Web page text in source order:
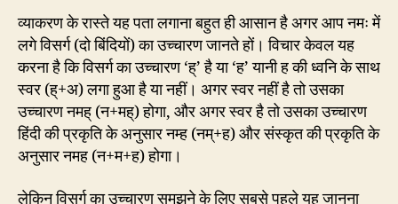
व्याकरण के रास्ते यह पता लगाना बहुत ही आसान है अगर आप नमः में
लगे विसर्ग (दो बिंदियों) का उच्चारण जानते हों। विचार केवल यह
करना है कि विसर्ग का उच्चारण ‘ह्’ है या ‘ह’ यानी ह की ध्वनि के साथ
स्वर (ह्+अ) लगा हुआ है या नहीं। अगर स्वर नहीं है तो उसका
उच्चारण नमह् (न+मह्) होगा, और अगर स्वर है तो उसका उच्चारण
हिंदी की प्रकृति के अनुसार नम्ह (नम्+ह) और संस्कृत की प्रकृति के
अनुसार नमह (न+म+ह) होगा।
लेकिन विसर्ग का उच्चारण समझने के लिए सबसे पहले यह जानना